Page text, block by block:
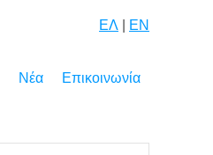
ΕΛ EN
Νέα Επικοινωνία